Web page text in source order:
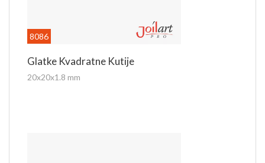
8086
Glatke Kvadratne Kutije
20x20x1.8 mm